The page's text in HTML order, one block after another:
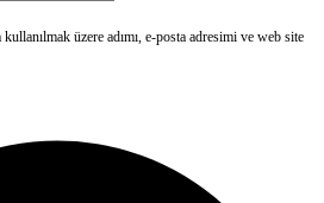
üzere adımı, e-posta adresimi ve web site